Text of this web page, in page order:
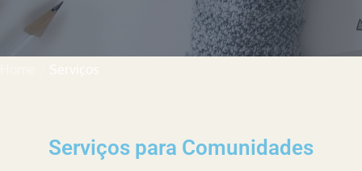
Serviços para Comunidades